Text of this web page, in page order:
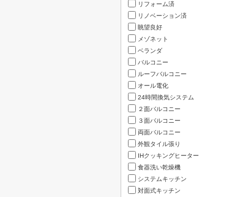
リフォーム済
リノベーション済
眺望良好
メゾネット
ベランダ
バルコニー
ルーフバルコニー
オール電化
24時間換気システム
２面バルコニー
３面バルコニー
両面バルコニー
外観タイル張り
IHクッキングヒーター
食器洗い乾燥機
システムキッチン
対面式キッチン